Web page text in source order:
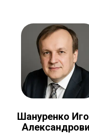
Шануренко